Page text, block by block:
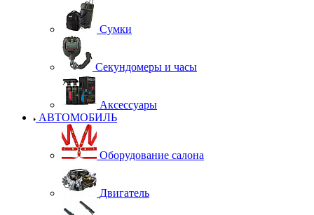
Сумки
Секундомеры и часы
Аксессуары
АВТОМОБИЛЬ
Оборудование салона
Двигатель